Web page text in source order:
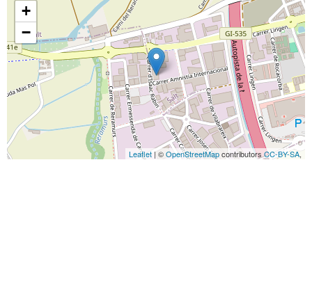
+
−
Leaflet | ©OpenStreetMapcontributorsCC-BY-SA,